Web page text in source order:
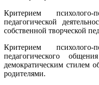
Критерием психолого-
педагогической
собственной творческой
Критерием психолого-
педагогического
демократическим стилем
родителями.